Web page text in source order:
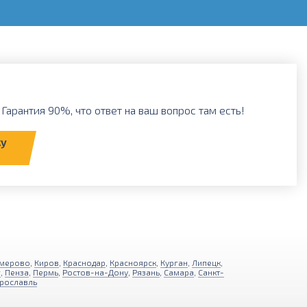
90%, что ответ на ваш вопрос там есть!
Киров Краснодар Красноярск Курган Липецк
Пенза Пермь Ростов-на-Дону Рязань Самара Санкт-